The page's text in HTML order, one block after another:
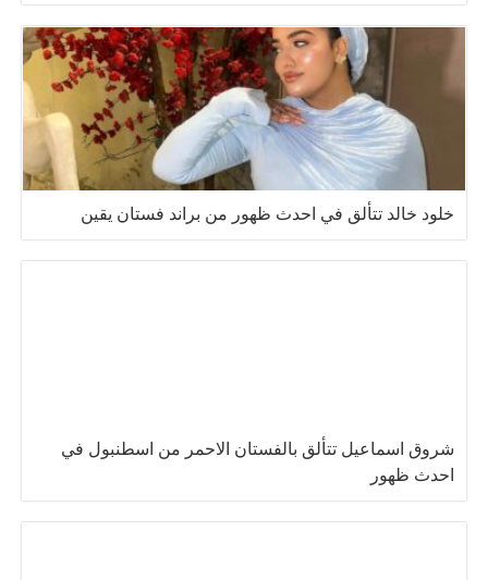
خلود خالد تتألق في احدث ظهور من براند فستان يقين
شروق اسماعيل تتألق بالفستان الاحمر من اسطنبول في
احدث ظهور